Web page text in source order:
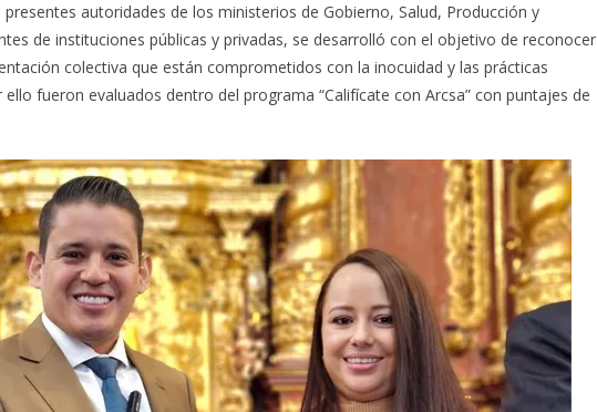
autoridades de los ministerios de Gobierno, Salud, Producción y
de instituciones públicas y privadas, se desarrolló con el objetivo de reconocer
colectiva que están comprometidos con la inocuidad y las prácticas
fueron evaluados dentro del programa “Califícate con Arcsa” con puntajes de